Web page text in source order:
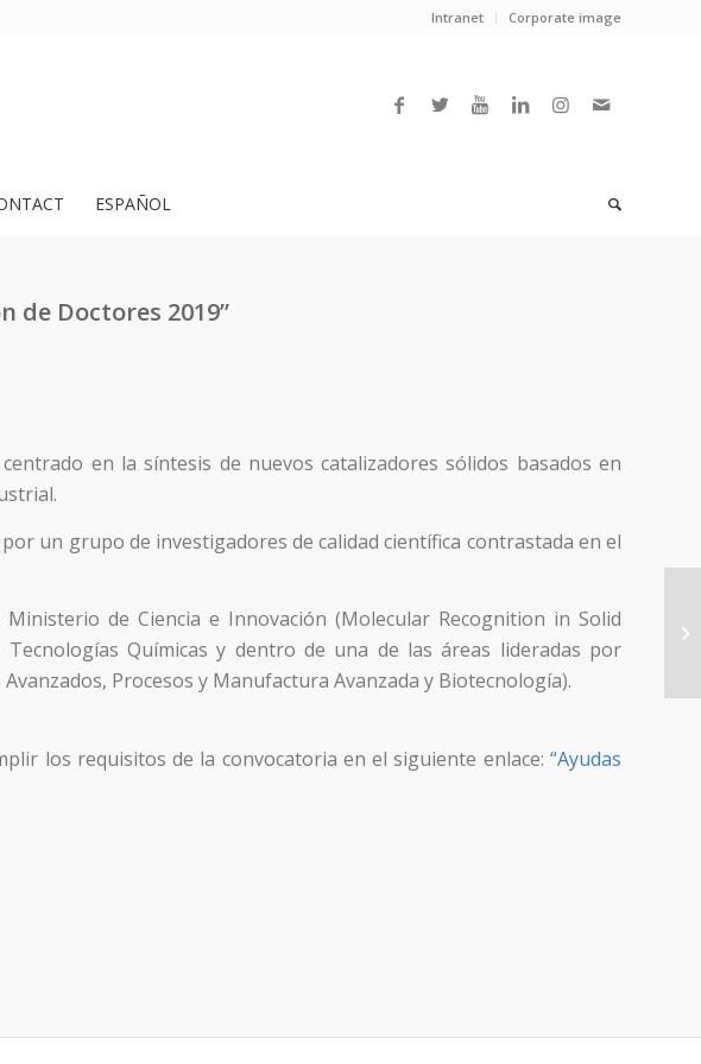
Intranet Corporate image
ESPAÑOL
Doctores 2019”
en la síntesis de nuevos catalizadores sólidos basados en
un grupo de investigadores de calidad científica contrastada en el
de Ciencia e Innovación (Molecular Recognition in Solid
Tecnologías Químicas y dentro de una de las áreas lideradas por
Procesos y Manufactura Avanzada y Biotecnología).
los requisitos de la convocatoria en el siguiente enlace: “Ayudas